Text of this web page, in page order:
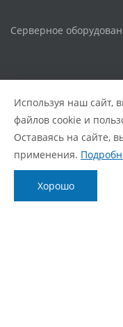
Серверное
О компании
Фирменный стиль
Используя наш сайт,
файлов cookie и
Оставаясь на сайте,
применения.
Хорошо